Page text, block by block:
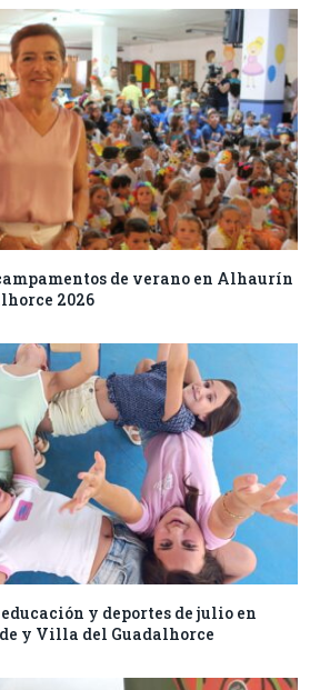
de verano en Alhaurín
2026
y deportes de julio en
y Villa del Guadalhorce